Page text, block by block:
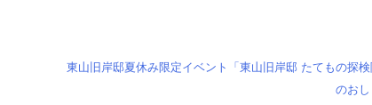
東山旧岸邸夏休み限定イベント「東山旧岸邸 たてもの探
のお